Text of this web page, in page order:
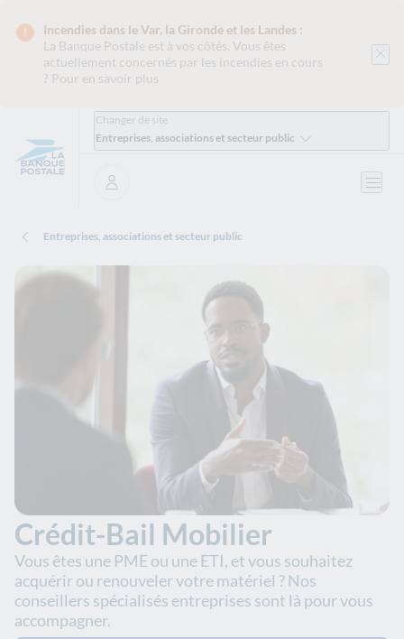
Incendies dans le Var, la Gironde et les Landes :
La Banque Postale est à vos côtés. Vous êtes
actuellement concernés par les incendies en cours
? Pour en savoir plus
Changer de site
Entreprises, associations et secteur public
Se connecter
Entreprises, associations et secteur public
Crédit-Bail Mobilier
Vous êtes une PME ou une ETI, et vous souhaitez
acquérir ou renouveler votre matériel ? Nos
conseillers spécialisés entreprises sont là pour vous
accompagner.